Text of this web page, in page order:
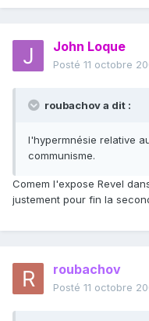
John Loque
Posté 11 octobre
roubachov a dit :
l'hypermnésie relative
communisme.
Comem l'expose Revel
justement pour fin la
roubachov
Posté 11 octobre